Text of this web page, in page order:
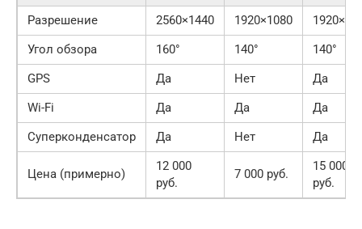
Разрешение
2560×1440 1920×1080
Угол обзора
160° 140°
140°
GPS
Да Нет
Да
Wi-Fi
Да Да
Да
Суперконденсатор
Да Нет Да
Цена (примерно)
12 000
руб.
7 000 руб.
15 000
руб.